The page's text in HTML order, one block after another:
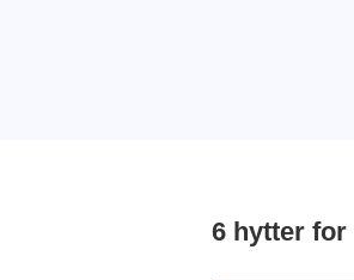
6 hytter for